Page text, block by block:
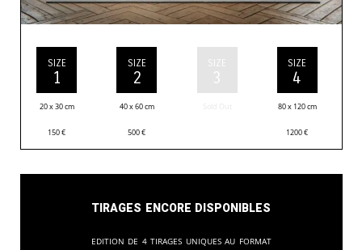
SIZE
1
20 x 30 cm
150€
SIZE
2
40 x 60 cm
500€
SIZE
3
SIZE
4
80 x 120 cm
1200€
Tirages encore disponibles
Edition de 4 tirages uniques au format